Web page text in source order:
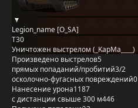
Legion_name [O_SA]
T30
Уничтожен выстрелом (_KapMa____)
Произведено выстрелов5
прямых попаданий/пробитий3/2
осколочно-фугасных повреждений0
Нанесение урона1187
с дистанции свыше 300 м446